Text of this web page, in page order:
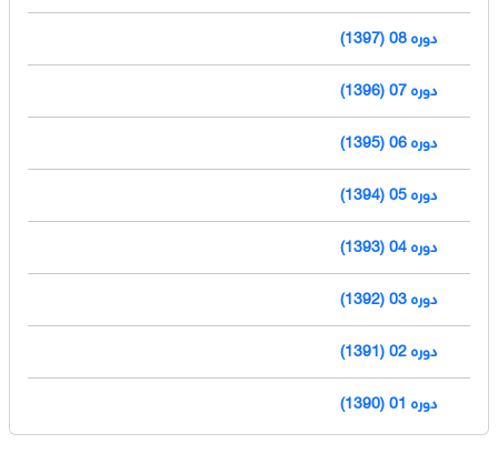
دوره 08 (1397)
دوره 07 (1396)
دوره 06 (1395)
دوره 05 (1394)
دوره 04 (1393)
دوره 03 (1392)
دوره 02 (1391)
دوره 01 (1390)